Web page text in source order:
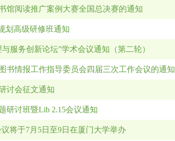
馆阅读推广案例大赛全国总决赛的通知
划高级研修班通知
服务创新论坛”学术会议通知（第二轮）
书情报工作指导委员会四届三次工作会议的通知
讨会征文通知
研讨班暨Lib 2.15会议通知
将于7月5日至9日在厦门大学举办